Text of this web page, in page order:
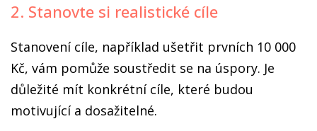
2. Stanovte si realistické cíle
Stanovení cíle, například ušetřit prvních 10 000
Kč, vám pomůže soustředit se na úspory. Je
důležité mít konkrétní cíle, které budou
motivující a dosažitelné.